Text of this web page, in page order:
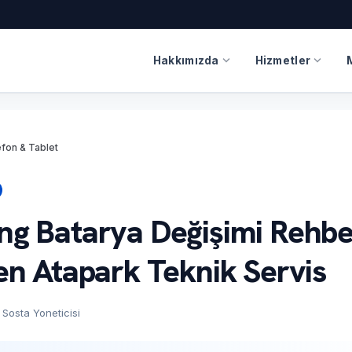
Hakkımızda expand_more Hizmetler expand_more
& Tablet
Batarya Değişimi
Atapark Teknik Servis
Sosta Yoneticisi